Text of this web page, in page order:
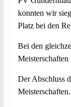
konnten wir
Platz bei den
Bei den
Der Abschluss
Meisterschaften.